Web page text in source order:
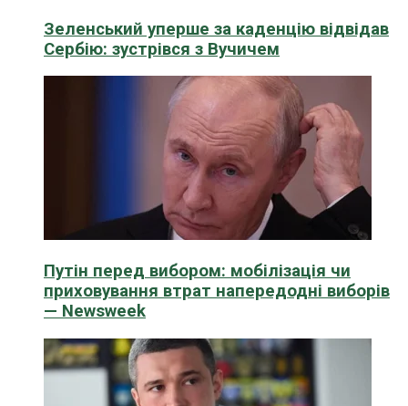
Зеленський уперше за каденцію відвідав
Сербію: зустрівся з Вучичем
Путін перед вибором: мобілізація чи
приховування втрат напередодні виборів
— Newsweek